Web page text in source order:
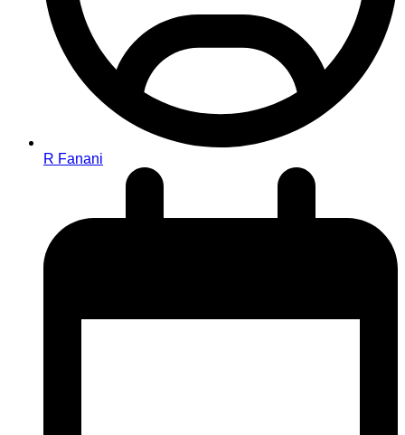
R Fanani